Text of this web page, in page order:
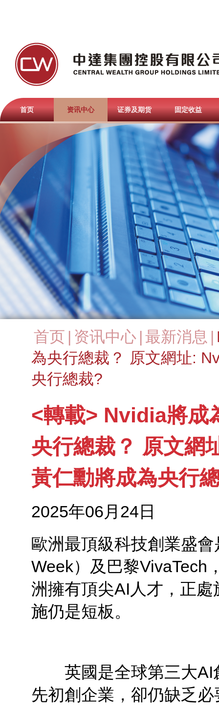
首页 资讯中心 证券及期货 固定收益
You are here
首页 | 资讯中心 |最新消息 |
為央行總裁？ 原文網址:
央行總裁?
<轉載> Nvidia將成
央行總裁？ 原文網
黃仁勳將成為央行
2025年06月24日
歐洲最頂級科技創業盛
Week）及巴黎VivaTech
洲擁有頂尖AI人才，正
施仍是短板。
英國是全球第三大AI
先初創企業，卻仍缺乏